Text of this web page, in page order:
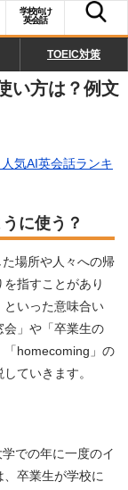
学校向け
英会話
TOEIC対策
い方は？例文
気AI英会話ランキ
に使う？
場所や人々への帰
指すことがあり
といった意味合い
会」や「卒業生の
「homecoming」の
ていきます。
での年に一度のイ
卒業生が学校に